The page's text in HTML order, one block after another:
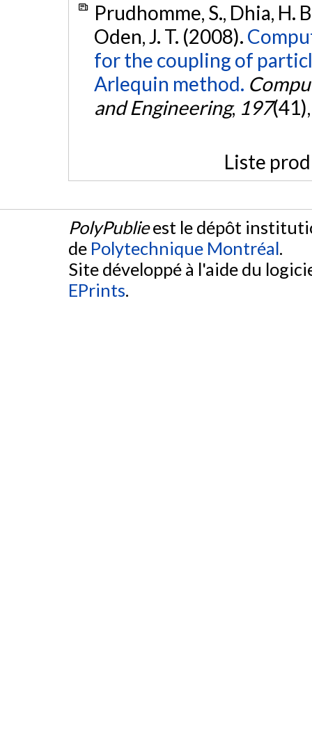
Prudhomme, S., Dhia, H.
Oden, J. T. (2008).
for the coupling of
Arlequin method.
and Engineering, 197
Liste
PolyPublieest le dépôt
de Polytechnique Montréal.
Site développé à l'aide du
EPrints.